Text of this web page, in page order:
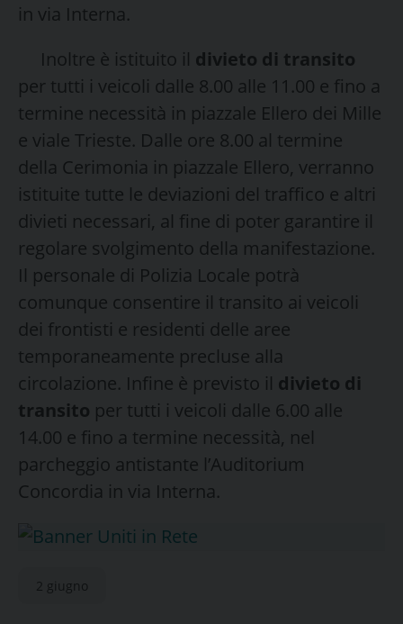
in via Interna.
Inoltre è istituito il divieto di transito
per tutti i veicoli dalle 8.00 alle 11.00 e fino a
termine necessità in piazzale Ellero dei Mille
e viale Trieste. Dalle ore 8.00 al termine
della Cerimonia in piazzale Ellero, verranno
istituite tutte le deviazioni del traffico e altri
divieti necessari, al fine di poter garantire il
regolare svolgimento della manifestazione.
Il personale di Polizia Locale potrà
comunque consentire il transito ai veicoli
dei frontisti e residenti delle aree
temporaneamente precluse alla
circolazione. Infine è previsto il divieto di
transito per tutti i veicoli dalle 6.00 alle
14.00 e fino a termine necessità, nel
parcheggio antistante l’Auditorium
Concordia in via Interna.
2 giugno